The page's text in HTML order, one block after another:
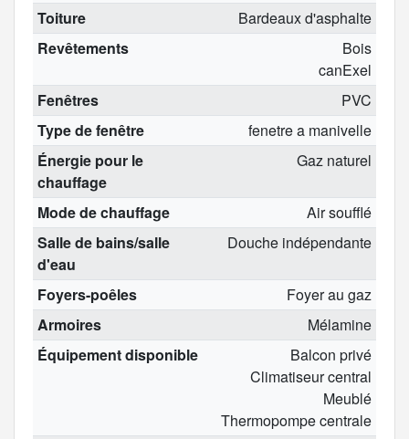
Toiture
Bardeaux d'asphalte
Revêtements
Bois
canExel
Fenêtres
PVC
Type de fenêtre
fenetre a manivelle
Énergie pour le
chauffage
Gaz naturel
Mode de chauffage
Air soufflé
Salle de bains/salle
d'eau
Douche indépendante
Foyers-poêles
Foyer au gaz
Armoires
Mélamine
Équipement disponible
Balcon privé
Climatiseur central
Meublé
Thermopompe centrale